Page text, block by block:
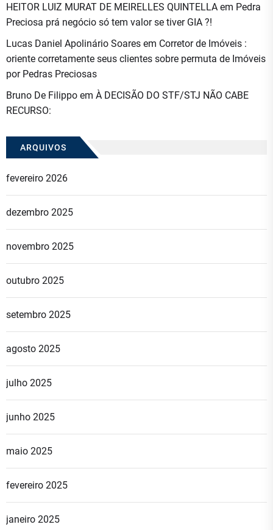
HEITOR LUIZ MURAT DE MEIRELLES QUINTELLA em Pedra
Preciosa prá negócio só tem valor se tiver GIA ?!
Lucas Daniel Apolinário Soares em Corretor de Imóveis :
oriente corretamente seus clientes sobre permuta de Imóveis
por Pedras Preciosas
Bruno De Filippo em À DECISÃO DO STF/STJ NÃO CABE
RECURSO:
ARQUIVOS
fevereiro 2026
dezembro 2025
novembro 2025
outubro 2025
setembro 2025
agosto 2025
julho 2025
junho 2025
maio 2025
fevereiro 2025
janeiro 2025